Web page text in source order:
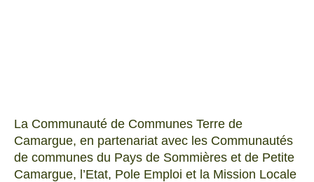
La Communauté de Communes Terre de
Camargue, en partenariat avec les Communautés
de communes du Pays de Sommières et de Petite
Camargue, l’Etat, Pole Emploi et la Mission Locale